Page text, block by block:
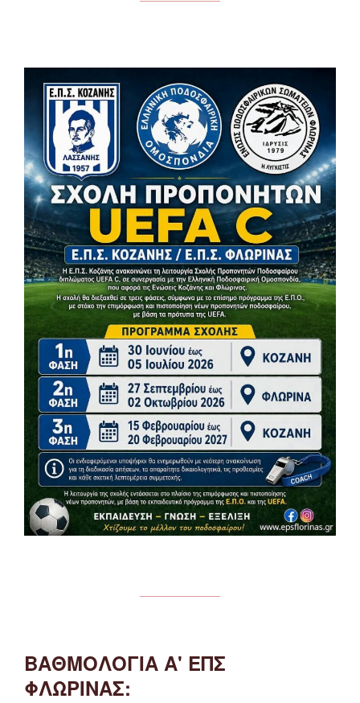
ΒΑΘΜΟΛΟΓΙΑ Α' ΕΠΣ
ΦΛΩΡΙΝΑΣ: